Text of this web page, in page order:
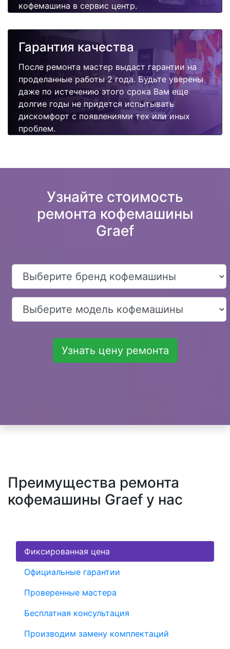
кофемашина в сервис центр.
Гарантия качества
После ремонта мастер выдаст гарантии на
проделанные работы 2 года. Будьте уверены
даже по истечению этого срока Вам еще
долгие годы не придется испытывать
дискомфорт с появлениями тех или иных
проблем.
Узнайте стоимость
ремонта кофемашины
Graef
Узнать цену ремонта
Преимущества ремонта
кофемашины Graef у нас
Фиксированная цена
Официальные гарантии
Проверенные мастера
Бесплатная консультация
Производим замену комплектаций